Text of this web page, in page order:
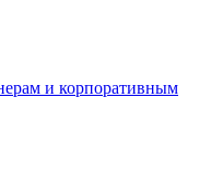
и корпоративным